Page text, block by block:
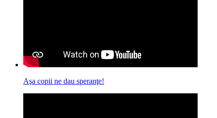
Aşa copii ne dau speranţe!